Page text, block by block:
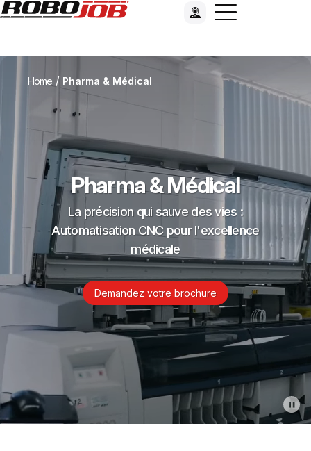
Home / Pharma & Médical
Pharma & Médical
La précision qui sauve des vies :
Automatisation CNC pour l'excellence
médicale
Demandez votre brochure